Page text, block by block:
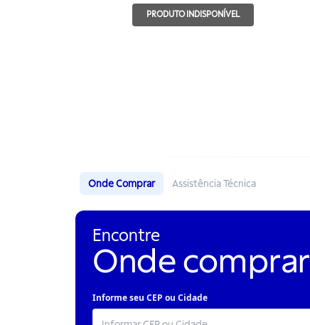
PRODUTO INDISPONÍVEL
Onde Comprar Assistência Técnica
Encontre
Onde comprar
Informe seu CEP ou Cidade